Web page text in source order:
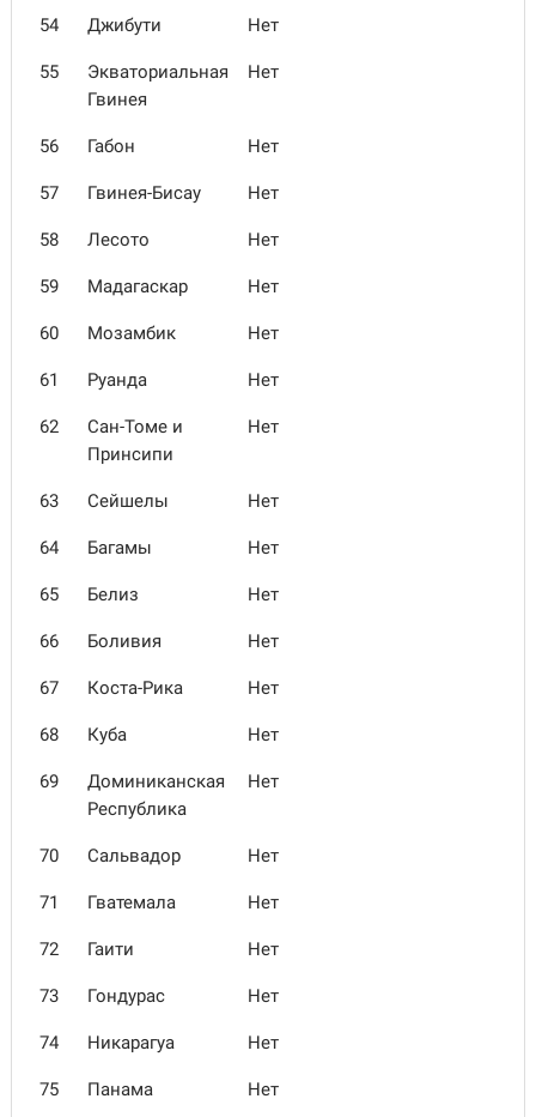
54 Джибути Нет
55
Экваториальная
Гвинея
Нет
56 Габон Нет
57 Гвинея-Бисау Нет
58 Лесото Нет
59 Мадагаскар Нет
60 Мозамбик Нет
61 Руанда Нет
62
Сан-Томе и
Принсипи
Нет
63 Сейшелы Нет
64 Багамы Нет
65 Белиз Нет
66 Боливия Нет
67 Коста-Рика Нет
68 Куба Нет
69
Доминиканская
Республика
Нет
70 Сальвадор Нет
71 Гватемала Нет
72 Гаити Нет
73 Гондурас Нет
74 Никарагуа Нет
75 Панама Нет